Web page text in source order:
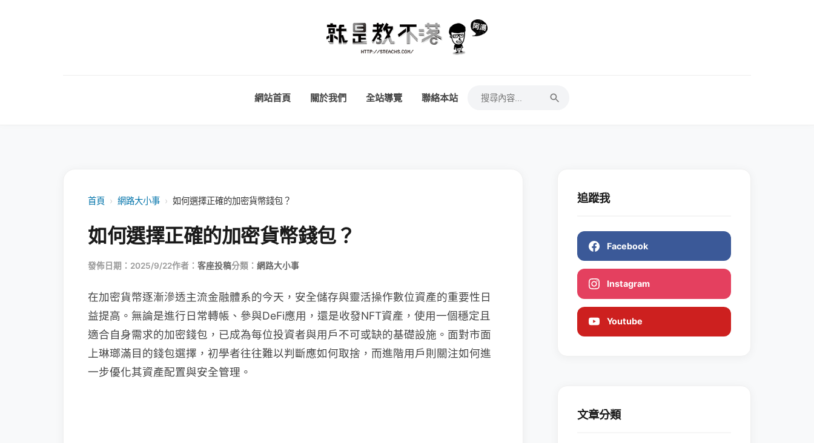
網站首頁 關於我們 全站導覽 聯絡本站
首頁 › 網路大小事 › 如何選擇正確的加密貨幣錢包？
如何選擇正確的加密貨幣錢包？
發佈日期：2025/9/22作者： 客座投稿分類： 網路大小事
在加密貨幣逐漸滲透主流金融體系的今天，安全儲存與靈活操作數位資產的重要性日
益提高。無論是進行日常轉帳、參與DeFi應用，還是收發NFT資產，使用一個穩定且
適合自身需求的加密錢包，已成為每位投資者與用戶不可或缺的基礎設施。面對市面
上琳瑯滿目的錢包選擇，初學者往往難以判斷應如何取捨，而進階用戶則關注如何進
一步優化其資產配置與安全管理。
追蹤我
Facebook
Instagram
Youtube
文章分類